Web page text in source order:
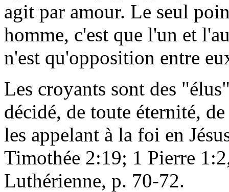
agit par amour. Le seul
homme, c'est que l'un et
n'est qu'opposition entre
Les croyants sont des
décidé, de toute éternité,
les appelant à la foi en
Timothée 2:19; 1 Pierre
Luthérienne, p. 70-72.